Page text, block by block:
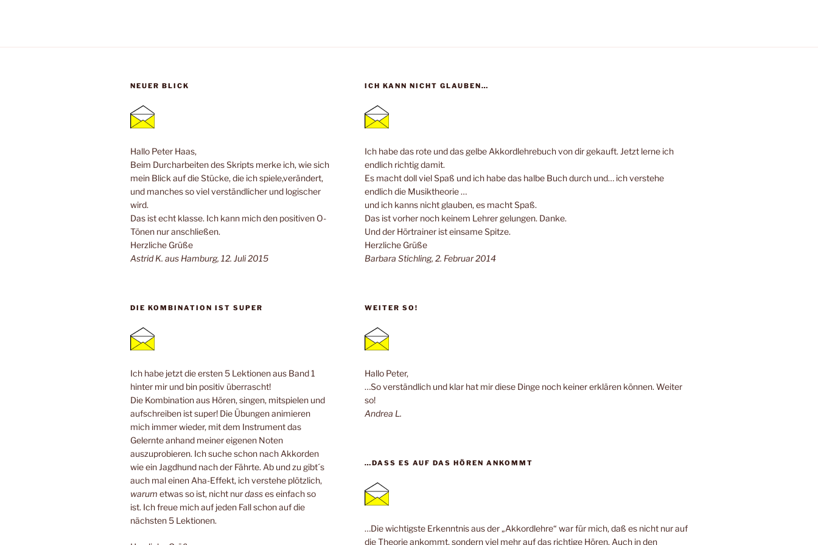
NEUER BLICK
Hallo Peter Haas,
Beim Durcharbeiten des Skripts merke ich, wie sich
mein Blick auf die Stücke, die ich spiele,verändert,
und manches so viel verständlicher und logischer
wird.
Das ist echt klasse. Ich kann mich den positiven O-
Tönen nur anschließen.
Herzliche Grüße
Astrid K. aus Hamburg, 12. Juli 2015
DIE KOMBINATION IST SUPER
Ich habe jetzt die ersten 5 Lektionen aus Band 1
hinter mir und bin positiv überrascht!
Die Kombination aus Hören, singen, mitspielen und
aufschreiben ist super! Die Übungen animieren
mich immer wieder, mit dem Instrument das
Gelernte anhand meiner eigenen Noten
auszuprobieren. Ich suche schon nach Akkorden
wie ein Jagdhund nach der Fährte. Ab und zu gibt´s
auch mal einen Aha-Effekt, ich verstehe plötzlich,
warum etwas so ist, nicht nurdasses einfach so
ist. Ich freue mich auf jeden Fall schon auf die
nächsten 5 Lektionen.
ICH KANN NICHT GLAUBEN…
Ich habe das rote und das gelbe Akkordlehrebuch von dir gekauft. Jetzt lerne ich
endlich richtig damit.
Es macht doll viel Spaß und ich habe das halbe Buch durch und… ich verstehe
endlich die Musiktheorie …
und ich kanns nicht glauben, es macht Spaß.
Das ist vorher noch keinem Lehrer gelungen. Danke.
Und der Hörtrainer ist einsame Spitze.
Herzliche Grüße
Barbara Stichling, 2. Februar 2014
WEITER SO!
Hallo Peter,
…So verständlich und klar hat mir diese Dinge noch keiner erklären können. Weiter
so!
Andrea L.
…DASS ES AUF DAS HÖREN ANKOMMT
…Die wichtigste Erkenntnis aus der „Akkordlehre“ war für mich, daß es nicht nur auf
die Theorie ankommt, sondern viel mehr auf das richtige Hören. Auch in den